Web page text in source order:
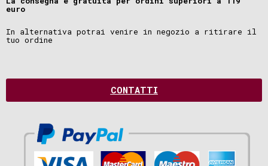
euro
In alternativa potrai venire in negozio a ritirare il
tuo ordine
CONTATTI